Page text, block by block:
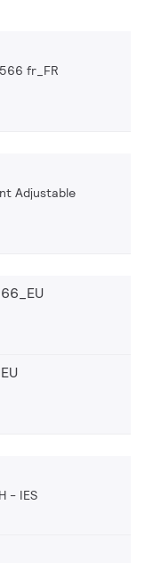
fr_FR
Adjustable
IES